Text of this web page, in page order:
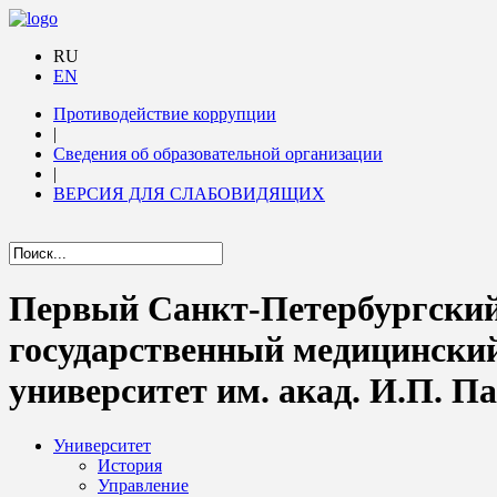
RU
EN
Противодействие коррупции
|
Сведения об образовательной организации
|
ВЕРСИЯ ДЛЯ СЛАБОВИДЯЩИХ
Первый Санкт-
государственный
университет им. акад. И.П.
Университет
История
Управление